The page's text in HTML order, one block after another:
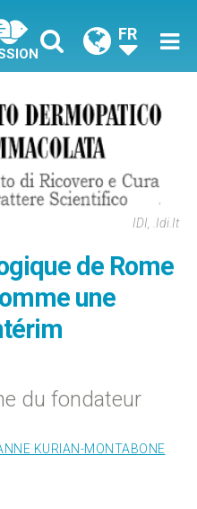
FR
IDI, .idi.it
de Rome
une
du fondateur
KURIAN-MONTABONE